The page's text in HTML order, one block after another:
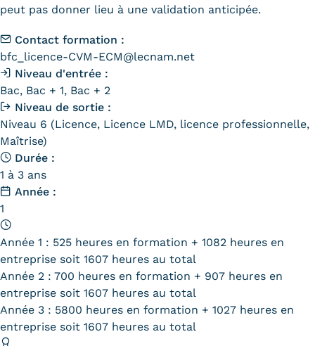
Lexique
Téléchargements
Qualiopi
Le Cnam ICSV
Modalités d'inscription
Tarifs
Modalités de financement
peut pas donner lieu à une validation anticipée.
Contact formation :
bfc_licence-CVM-ECM@lecnam.net
Niveau d'entrée :
Bac, Bac + 1, Bac + 2
Niveau de sortie :
Niveau 6 (Licence, Licence LMD, licence professionnelle,
Maîtrise)
Durée :
1 à 3 ans
Année :
1
Année 1 : 525 heures en formation + 1082 heures en
entreprise soit 1607 heures au total
Année 2 : 700 heures en formation + 907 heures en
entreprise soit 1607 heures au total
Année 3 : 5800 heures en formation + 1027 heures en
entreprise soit 1607 heures au total